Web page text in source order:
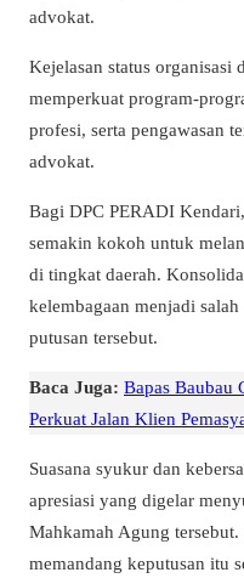
advokat.
Kejelasan status organisasi
memperkuat program-
profesi, serta pengawasan
advokat.
Bagi DPC PERADI
semakin kokoh untuk
di tingkat daerah.
kelembagaan menjadi
putusan tersebut.
Baca Juga: Bapas Baubau
Perkuat Jalan Klien
Suasana syukur dan
apresiasi yang digelar
Mahkamah Agung
memandang keputusan itu